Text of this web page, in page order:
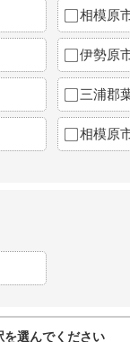
相模原
伊勢原
三浦郡
相模原
を選んでください